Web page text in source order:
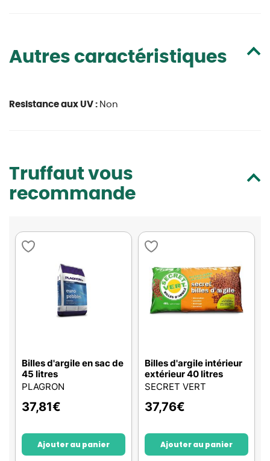
Autres caractéristiques
Resistance aux UV : Non
Truffaut vous
recommande
Billes d'argile en sac de
45 litres
PLAGRON
37,81€
Ajouter au panier
Billes d'argile intérieur
extérieur 40 litres
SECRET VERT
37,76€
Ajouter au panier